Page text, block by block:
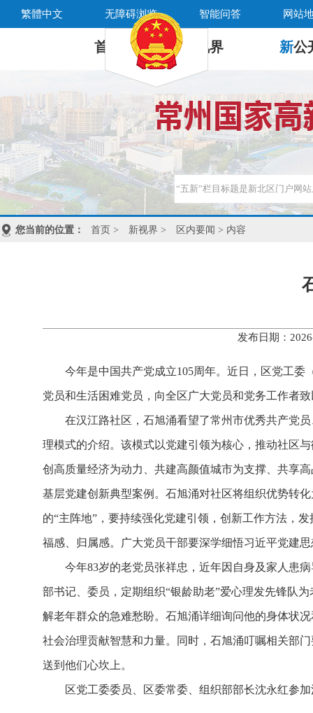
繁體中文 无障碍浏览 智能问答 网站
首 页 新 视界 新公
您当前的位置： 首页 > 新视界 > 区内要闻 > 内容
发布日期：
今年是中国共产党成立105周年。近日，区党工
党员和生活困难党员，向全区广大党员和党务工作者
在汉江路社区，石旭涌看望了常州市优秀共产党
理模式的介绍。该模式以党建引领为核心，推动社区
创高质量经济为动力、共建高颜值城市为支撑、共享
基层党建创新典型案例。石旭涌对社区将组织优势转
的“主阵地”，要持续强化党建引领，创新工作方法，
福感、归属感。广大党员干部要深学细悟习近平党建
今年83岁的老党员张祥忠，近年因自身及家人患
部书记、委员，定期组织“银龄助老”爱心理发先锋队
解老年群众的急难愁盼。石旭涌详细询问他的身体状
社会治理贡献智慧和力量。同时，石旭涌叮嘱相关部
送到他们心坎上。
区党工委委员、区委常委、组织部部长沈永红参